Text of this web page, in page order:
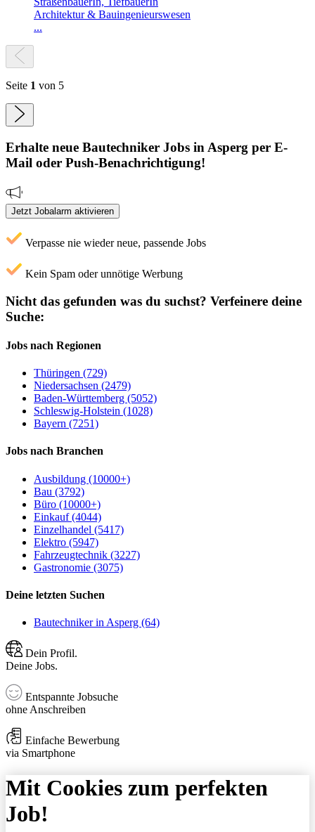
Architektur & Bauingenieurswesen
...
Seite 1 von 5
Erhalte neue Bautechniker Jobs in Asperg per E-
Mail oder Push-Benachrichtigung!
Jetzt Jobalarm aktivieren
Verpasse nie wieder neue, passende Jobs
Kein Spam oder unnötige Werbung
Nicht das gefunden was du suchst? Verfeinere deine
Suche:
Jobs nach Regionen
Thüringen (729)
Niedersachsen (2479)
Baden-Württemberg (5052)
Schleswig-Holstein (1028)
Bayern (7251)
Jobs nach Branchen
Ausbildung (10000+)
Bau (3792)
Büro (10000+)
Einkauf (4044)
Einzelhandel (5417)
Elektro (5947)
Fahrzeugtechnik (3227)
Gastronomie (3075)
Deine letzten Suchen
Bautechniker in Asperg (64)
Dein Profil.
Deine Jobs.
Entspannte Jobsuche
ohne Anschreiben
Einfache Bewerbung
via Smartphone
Mit Cookies zum perfekten
Job!